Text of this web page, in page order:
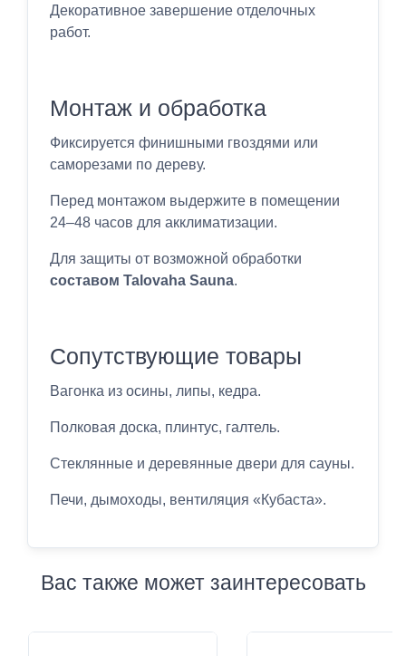
Декоративное завершение отделочных
работ.
Монтаж и обработка
Фиксируется финишными гвоздями или
саморезами по дереву.
Перед монтажом выдержите в помещении
24–48 часов для акклиматизации.
Для защиты от возможной обработки
составом Talovaha Sauna.
Сопутствующие товары
Вагонка из осины, липы, кедра.
Полковая доска, плинтус, галтель.
Стеклянные и деревянные двери для сауны.
Печи, дымоходы, вентиляция «Кубаста».
Вас также может заинтересовать